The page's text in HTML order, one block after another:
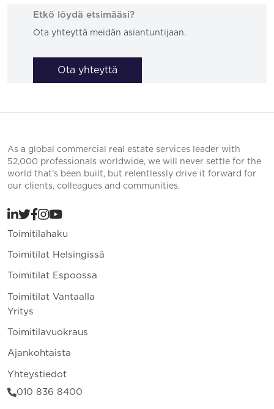
Etkö löydä etsimääsi?
Ota yhteyttä meidän asiantuntijaan.
Ota yhteyttä
As a global commercial real estate services leader with
52,000 professionals worldwide, we will never settle for the
world that’s been built, but relentlessly drive it forward for
our clients, colleagues and communities.
Toimitilahaku
Toimitilat Helsingissä
Toimitilat Espoossa
Toimitilat Vantaalla
Yritys
Toimitilavuokraus
Ajankohtaista
Yhteystiedot
010 836 8400